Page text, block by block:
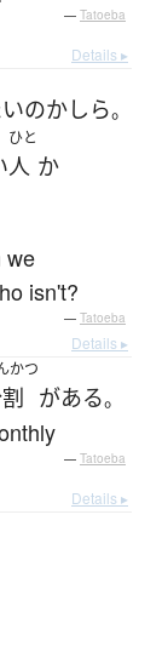
— Tatoeba
Details ▸
のかしら。
ひと
人 か
we
isn't?
— Tatoeba
Details ▸
かつ
がある。
— Tatoeba
Details ▸